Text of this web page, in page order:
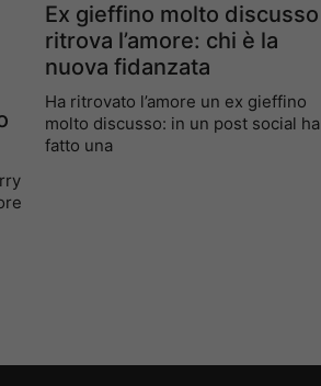
Ex gieffino molto discusso
ritrova l’amore: chi è la
nuova fidanzata
Ha ritrovato l’amore un ex gieffino
molto discusso: in un post social ha
fatto una